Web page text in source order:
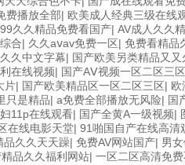
费播放全部| 欧美成人经典三级在线
99久久精品免费看国产| AV成人久久
合| 久久aⅴav免费一区| 免费看精品
久久中文字幕| 国产欧美另类精品又又
在线视频| 国产AⅤ视频一区二区三区
片| 国产欧美精品区一区二区三区| 欧
只是精品| a免费全部播放无风险| 国
11p在线观看| 国产全黄A一级视频|
在线电影天堂| 91啪国自产在线高清
品久久天天躁| 免费AV网站国产| 男
精品久久福利网站| 一区二区高清免